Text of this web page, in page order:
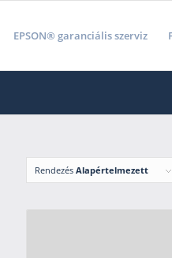
EPSON® garanciális szerviz
Rendezés Alapértelmezett